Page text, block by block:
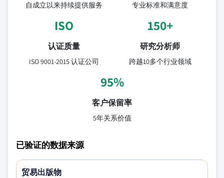
自成立以来持续提供服务 专业标准和满意度
ISO
认证质量
ISO 9001-2015 认证公司
150+
研究分析师
跨越10多个行业领域
95%
客户保留率
5年关系价值
已验证的数据来源
贸易出版物